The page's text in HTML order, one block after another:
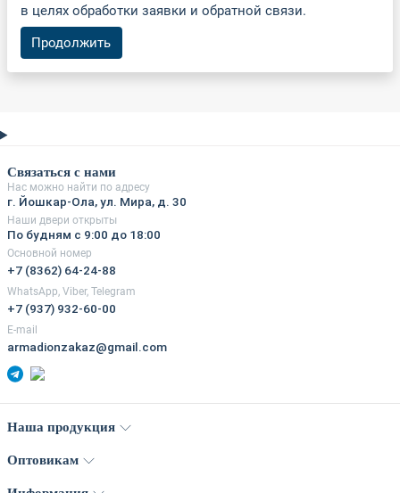
в целях обработки заявки и обратной связи.
Продолжить
Связаться с нами
Нас можно найти по адресу
г. Йошкар-Ола, ул. Мира, д. 30
Наши двери открыты
По будням с 9:00 до 18:00
Основной номер
+7 (8362) 64-24-88
WhatsApp, Viber, Telegram
+7 (937) 932-60-00
E-mail
armadionzakaz@gmail.com
Наша продукция
Оптовикам